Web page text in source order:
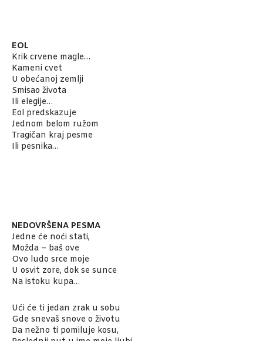
EOL
Krik crvene magle…
Kameni cvet
U obećanoj zemlji
Smisao života
Ili elegije…
Eol predskazuje
Jednom belom ružom
Tragičan kraj pesme
Ili pesnika…
NEDOVRŠENA PESMA
Jedne će noći stati,
Možda – baš ove
Ovo ludo srce moje
U osvit zore, dok se sunce
Na istoku kupa…
Ući će ti jedan zrak u sobu
Gde snevaš snove o životu
Da nežno ti pomiluje kosu,